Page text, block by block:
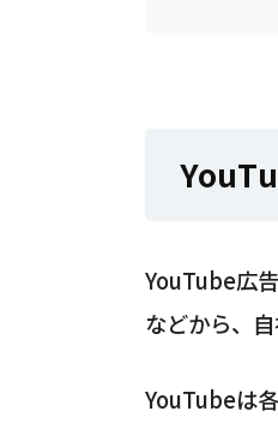
YouTube広
などから、
YouTubeは